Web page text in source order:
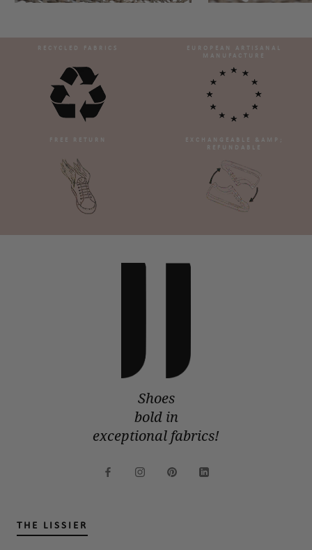
RECYCLED FABRICS
EUROPEAN ARTISANAL
MANUFACTURE
FREE RETURN
EXCHANGEABLE &AMP;
REFUNDABLE
Shoes
bold in
exceptional fabrics!
THE LISSIER